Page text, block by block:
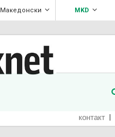
MKD
Македонски
контакт